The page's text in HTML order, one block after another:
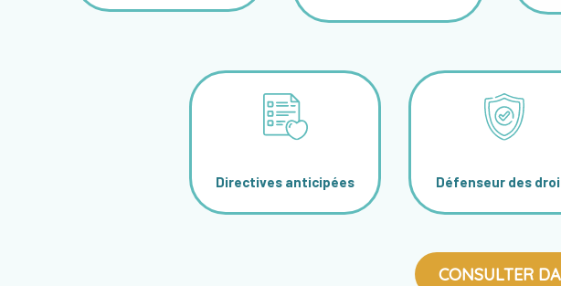
Directives anticipées Défenseur des
CONSULTER